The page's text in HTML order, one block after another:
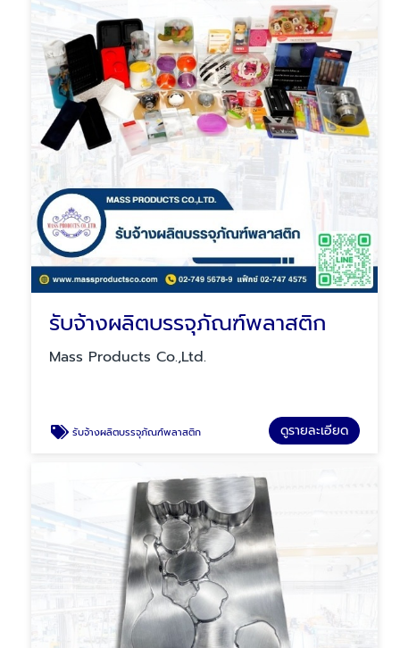
รับจ้างผลิตบรรจุภัณฑ์พลาสติก
Mass Products Co.,Ltd.
รับจ้างผลิตบรรจุภัณฑ์พลาสติก ดูรายละเอียด